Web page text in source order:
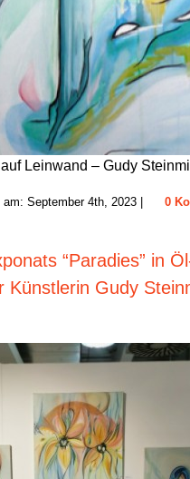
Leinwand – Gudy
am: September 4th, 2023 | 0
“Paradies” in
Gudy